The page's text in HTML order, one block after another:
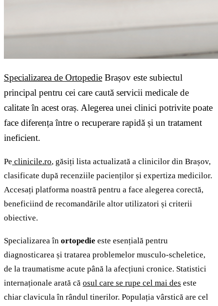
Specializarea de Ortopedie Brașov este subiectul
principal pentru cei care caută servicii medicale de
calitate în acest oraș. Alegerea unei clinici potrivite poate
face diferența între o recuperare rapidă și un tratament
ineficient.
Pe clinicile.ro, găsiți lista actualizată a clinicilor din Brașov,
clasificate după recenziile pacienților și expertiza medicilor.
Accesați platforma noastră pentru a face alegerea corectă,
beneficiind de recomandările altor utilizatori și criterii
obiective.
Specializarea în ortopedie este esențială pentru
diagnosticarea și tratarea problemelor musculo-scheletice,
de la traumatisme acute până la afecțiuni cronice. Statistici
internaționale arată că osul care se rupe cel mai des este
chiar clavicula în rândul tinerilor. Populația vârstică are cel